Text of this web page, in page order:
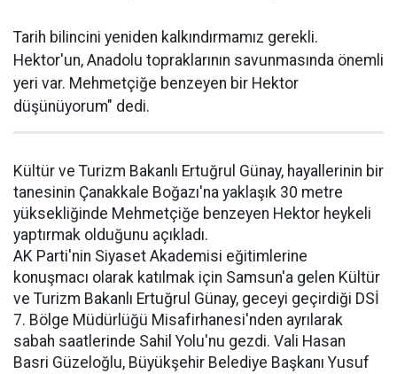
Tarih bilincini yeniden kalkındırmamız gerekli.
Hektor'un, Anadolu topraklarının savunmasında önemli
yeri var. Mehmetçiğe benzeyen bir Hektor
düşünüyorum" dedi.
Kültür ve Turizm Bakanlı Ertuğrul Günay, hayallerinin bir
tanesinin Çanakkale Boğazı'na yaklaşık 30 metre
yüksekliğinde Mehmetçiğe benzeyen Hektor heykeli
yaptırmak olduğunu açıkladı.
AK Parti'nin Siyaset Akademisi eğitimlerine
konuşmacı olarak katılmak için Samsun'a gelen Kültür
ve Turizm Bakanlı Ertuğrul Günay, geceyi geçirdiği DSİ
7. Bölge Müdürlüğü Misafirhanesi'nden ayrılarak
sabah saatlerinde Sahil Yolu'nu gezdi. Vali Hasan
Basri Güzeloğlu, Büyükşehir Belediye Başkanı Yusuf